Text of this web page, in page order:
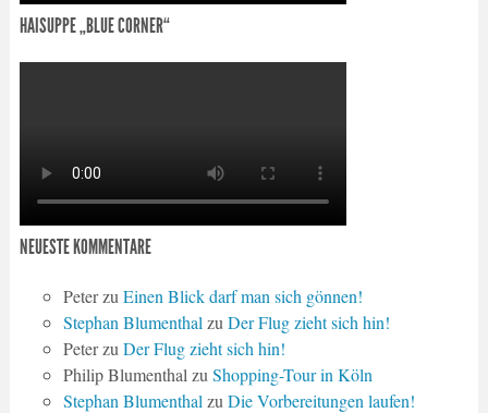
HAISUPPE „BLUE CORNER“
NEUESTE KOMMENTARE
Peterzu Einen Blick darf man sich gönnen!
Stephan Blumenthal zu Der Flug zieht sich hin!
Peterzu Der Flug zieht sich hin!
Philip Blumenthal zu Shopping-Tour in Köln
Stephan Blumenthal zu Die Vorbereitungen laufen!